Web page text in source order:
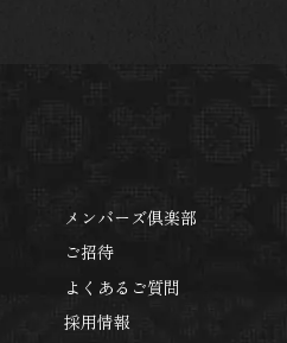
メンバーズ倶楽部
ご招待
よくあるご質問
採用情報